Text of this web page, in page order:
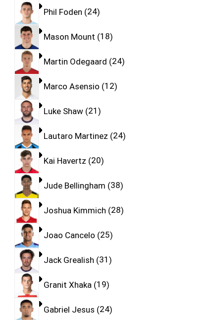
Phil Foden 24
Mason Mount 18
Martin Odegaard 24
Marco Asensio 12
Luke Shaw 21
Lautaro Martinez 24
Kai Havertz 20
Jude Bellingham 38
Joshua Kimmich 28
Joao Cancelo 25
Jack Grealish 31
Granit Xhaka 19
Gabriel Jesus 24